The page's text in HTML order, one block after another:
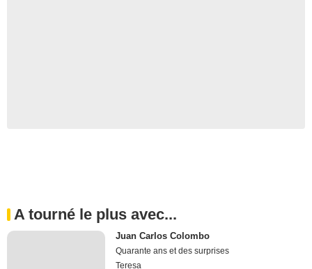
A tourné le plus avec...
Juan Carlos Colombo
Quarante ans et des surprises
Teresa